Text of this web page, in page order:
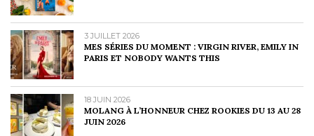
3 JUILLET 2026
MES SÉRIES DU MOMENT : VIRGIN RIVER, EMILY IN
PARIS ET NOBODY WANTS THIS
18 JUIN 2026
MOLANG À L’HONNEUR CHEZ ROOKIES DU 13 AU 28
JUIN 2026